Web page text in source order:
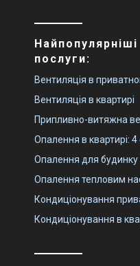
Найпопулярніші
послуги:
Вентиляція в
Вентиляція в квартирі
Припливно-витяжна
Опалення в квартирі: 4
Опалення для будинку
Опалення тепловим
Кондиціонування
Кондиціонування в